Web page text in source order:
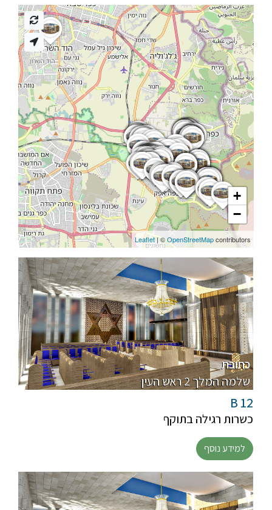
כתובת
שלמה המלך 2 ראש העין
B 12
כשרות רגילה בתוקף
למידע נוסף
+
−
Leaflet| ©OpenStreetMapcontributors